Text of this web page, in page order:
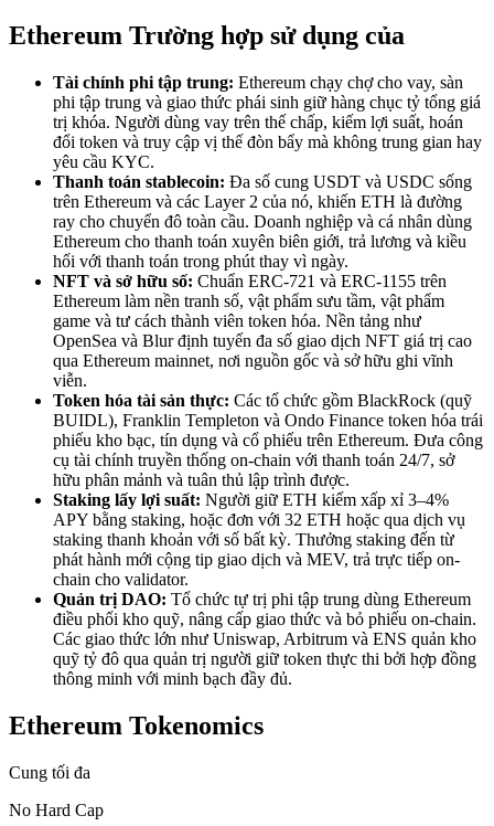
Ethereum Trường hợp sử dụng của
Tài chính phi tập trung: Ethereum chạy chợ cho vay, sàn
phi tập trung và giao thức phái sinh giữ hàng chục tỷ tổng giá
trị khóa. Người dùng vay trên thế chấp, kiếm lợi suất, hoán
đổi token và truy cập vị thế đòn bẩy mà không trung gian hay
yêu cầu KYC.
Thanh toán stablecoin: Đa số cung USDT và USDC sống
trên Ethereum và các Layer 2 của nó, khiến ETH là đường
ray cho chuyển đô toàn cầu. Doanh nghiệp và cá nhân dùng
Ethereum cho thanh toán xuyên biên giới, trả lương và kiều
hối với thanh toán trong phút thay vì ngày.
NFT và sở hữu số: Chuẩn ERC-721 và ERC-1155 trên
Ethereum làm nền tranh số, vật phẩm sưu tầm, vật phẩm
game và tư cách thành viên token hóa. Nền tảng như
OpenSea và Blur định tuyến đa số giao dịch NFT giá trị cao
qua Ethereum mainnet, nơi nguồn gốc và sở hữu ghi vĩnh
viễn.
Token hóa tài sản thực: Các tổ chức gồm BlackRock (quỹ
BUIDL), Franklin Templeton và Ondo Finance token hóa trái
phiếu kho bạc, tín dụng và cổ phiếu trên Ethereum. Đưa công
cụ tài chính truyền thống on-chain với thanh toán 24/7, sở
hữu phân mảnh và tuân thủ lập trình được.
Staking lấy lợi suất: Người giữ ETH kiếm xấp xỉ 3–4%
APY bằng staking, hoặc đơn với 32 ETH hoặc qua dịch vụ
staking thanh khoản với số bất kỳ. Thưởng staking đến từ
phát hành mới cộng tip giao dịch và MEV, trả trực tiếp on-
chain cho validator.
Quản trị DAO: Tổ chức tự trị phi tập trung dùng Ethereum
điều phối kho quỹ, nâng cấp giao thức và bỏ phiếu on-chain.
Các giao thức lớn như Uniswap, Arbitrum và ENS quản kho
quỹ tỷ đô qua quản trị người giữ token thực thi bởi hợp đồng
thông minh với minh bạch đầy đủ.
Ethereum Tokenomics
Cung tối đa
No Hard Cap